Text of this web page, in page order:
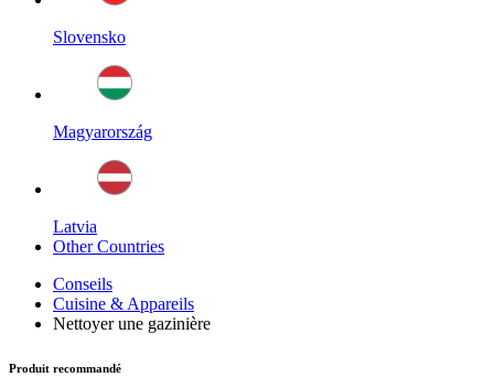
Slovensko
Magyarország
Latvia
Other Countries
Conseils
Cuisine & Appareils
Nettoyer une gazinière
Produit recommandé